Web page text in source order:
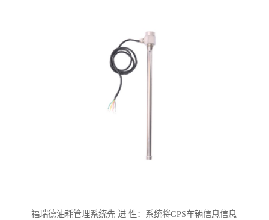
福瑞德油耗管理系统先 进 性：系统将GPS车辆信息信息